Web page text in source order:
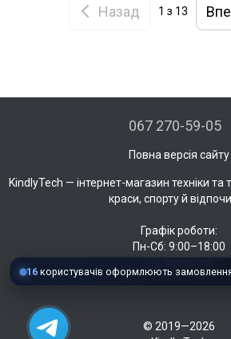
Назад 1 з 13
067 270-59-05
Повна версія сайту
KindlyTech — інтернет-магазин техніки та
краси, спорту й
Графік роботи:
Пн-Сб: 9:00–18:00
© 2019—2026
16 користувачів оформлюють